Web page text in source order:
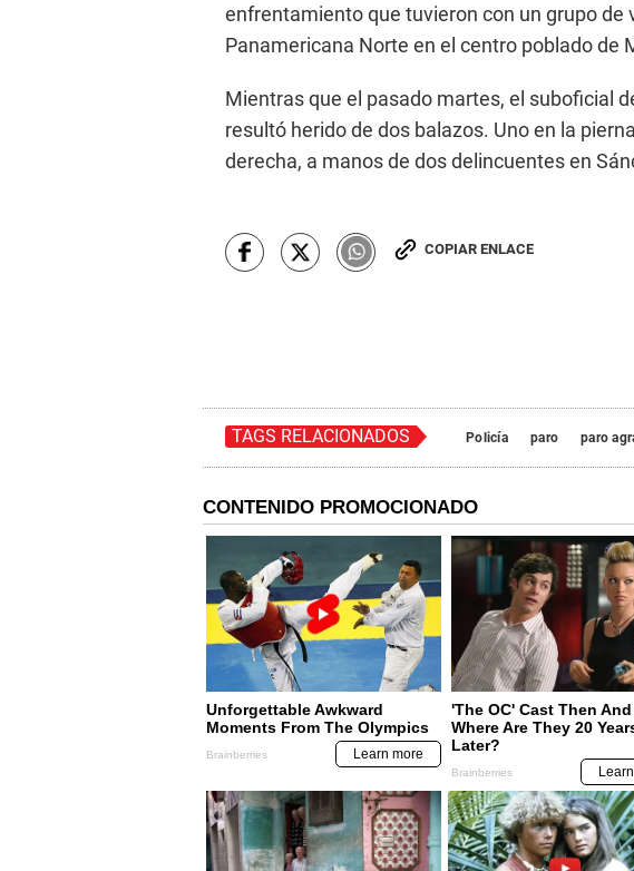
enfrentamiento que tuvieron con un grupo de
Panamericana Norte en el centro poblado de
Mientras que el pasado martes, el suboficial
resultó herido de dos balazos. Uno en la
derecha, a manos de dos delincuentes en
COPIAR ENLACE
TAGS RELACIONADOS Policía paro paro